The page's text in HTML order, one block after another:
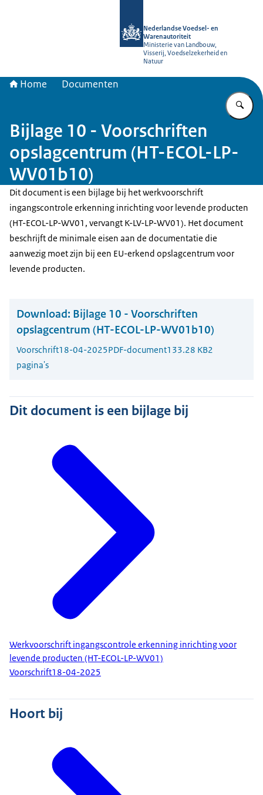
Nederlandse Voedsel- en
Warenautoriteit
Ministerie van Landbouw,
Visserij, Voedselzekerheid en
Natuur
Home Documenten
Bijlage 10 - Voorschriften
opslagcentrum (HT-ECOL-LP-
WV01b10)
Dit document is een bijlage bij het werkvoorschrift
ingangscontrole erkenning inrichting voor levende producten
(HT-ECOL-LP-WV01, vervangt K-LV-LP-WV01). Het document
beschrijft de minimale eisen aan de documentatie die
aanwezig moet zijn bij een EU-erkend opslagcentrum voor
levende producten.
Download: Bijlage 10 - Voorschriften
opslagcentrum (HT-ECOL-LP-WV01b10)
Voorschrift18-04-2025PDF-document133.28 KB2
pagina's
Dit document is een bijlage bij
Werkvoorschrift ingangscontrole erkenning inrichting voor
levende producten (HT-ECOL-LP-WV01)
Voorschrift18-04-2025
Hoort bij